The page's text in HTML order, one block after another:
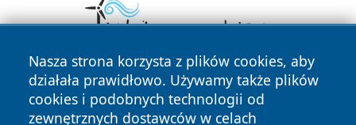
Nasza strona korzysta z plików cookies, aby
działała prawidłowo. Używamy także plików
cookies i podobnych technologii od
zewnętrznych dostawców w celach